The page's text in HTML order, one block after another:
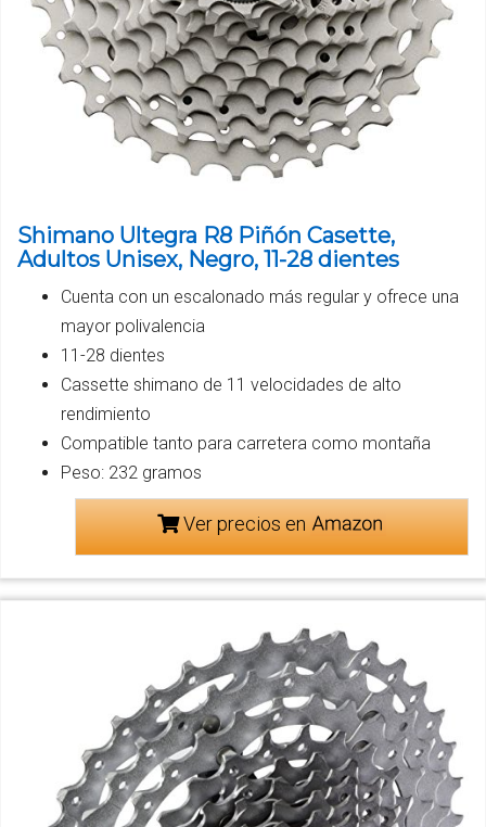
Shimano Ultegra R8 Piñón Casette,
Adultos Unisex, Negro, 11-28 dientes
Cuenta con un escalonado más regular y ofrece una
mayor polivalencia
11-28 dientes
Cassette shimano de 11 velocidades de alto
rendimiento
Compatible tanto para carretera como montaña
Peso: 232 gramos
Ver precios en